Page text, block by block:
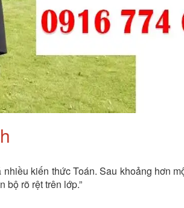
kiến thức Toán. Sau khoảng hơn
bộ rõ rệt trên lớp.”